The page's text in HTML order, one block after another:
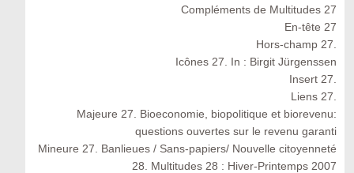
Compléments de Multitudes 27
En-tête 27
Hors-champ 27.
Icônes 27. In : Birgit Jürgenssen
Insert 27.
Liens 27.
Majeure 27. Bioeconomie, biopolitique et biorevenu:
questions ouvertes sur le revenu garanti
Mineure 27. Banlieues / Sans-papiers/ Nouvelle citoyenneté
28. Multitudes 28 : Hiver-Printemps 2007